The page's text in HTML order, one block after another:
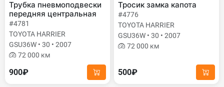
Трубка пневмоподвески
передняя центральная
#4781
TOYOTA HARRIER
GSU36W • 30 • 2007
72 000 км
900₽
Тросик замка капота
#4776
TOYOTA HARRIER
GSU36W • 30 • 2007
72 000 км
500₽